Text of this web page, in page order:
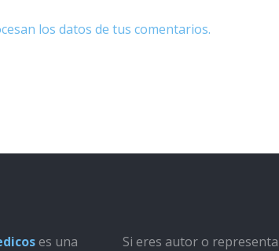
los datos de tus comentarios.
es una
Si eres autor o